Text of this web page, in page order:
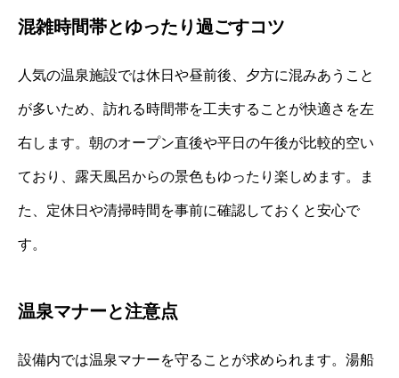
混雑時間帯とゆったり過ごすコツ
人気の温泉施設では休日や昼前後、夕方に混みあうこと
が多いため、訪れる時間帯を工夫することが快適さを左
右します。朝のオープン直後や平日の午後が比較的空い
ており、露天風呂からの景色もゆったり楽しめます。ま
た、定休日や清掃時間を事前に確認しておくと安心で
す。
温泉マナーと注意点
設備内では温泉マナーを守ることが求められます。湯船